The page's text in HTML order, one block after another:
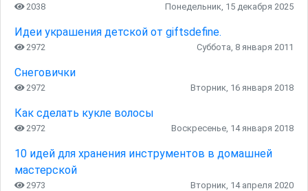
2038 Понедельник, 15 декабря 2025
Идеи украшения детской от giftsdefine.
2972 Суббота, 8 января 2011
Снеговички
2972 Вторник, 16 января 2018
Как сделать кукле волосы
2972 Воскресенье, 14 января 2018
10 идей для хранения инструментов в домашней
мастерской
2973 Вторник, 14 апреля 2020